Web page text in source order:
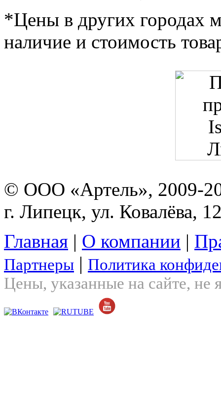
*Цены в других городах
наличие и стоимость
© ООО «Артель», 2009-
г. Липецк, ул. Ковалёва,
Главная | О компании |
Партнеры | Политика
Цены, указанные на сайте, не